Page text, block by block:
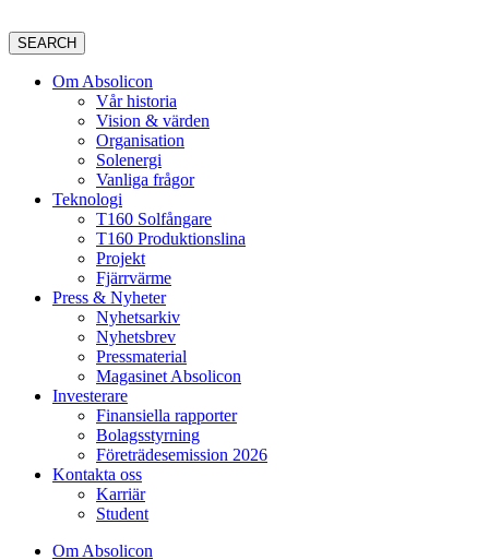
SEARCH
Om Absolicon
Vår historia
Vision & värden
Organisation
Solenergi
Vanliga frågor
Teknologi
T160 Solfångare
T160 Produktionslina
Projekt
Fjärrvärme
Press & Nyheter
Nyhetsarkiv
Nyhetsbrev
Pressmaterial
Magasinet Absolicon
Investerare
Finansiella rapporter
Bolagsstyrning
Företrädesemission 2026
Kontakta oss
Karriär
Student
Om Absolicon